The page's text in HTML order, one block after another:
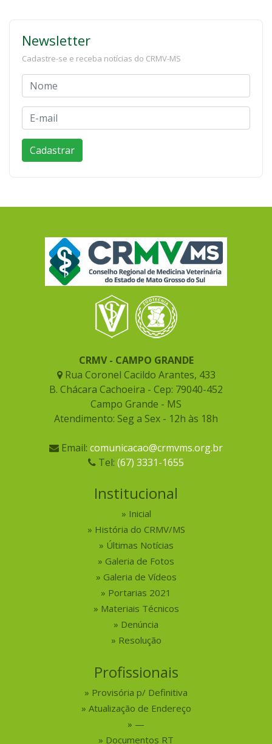
Newsletter
Cadastre-se e receba notícias do CRMV-MS
CRMV - CAMPO GRANDE
Rua Coronel Cacildo Arantes, 433
B. Chácara Cachoeira - Cep: 79040-452
Campo Grande - MS
Atendimento: Seg a Sex - 12h às 18h
Email: comunicacao@crmvms.org.br
Tel: (67) 3331-1655
Institucional
Inicial
História do CRMV/MS
Últimas Notícias
Galeria de Fotos
Galeria de Vídeos
Portarias 2021
Materiais Técnicos
Denúncia
Resolução
Profissionais
Provisória p/ Definitiva
Atualização de Endereço
—
Documentos RT